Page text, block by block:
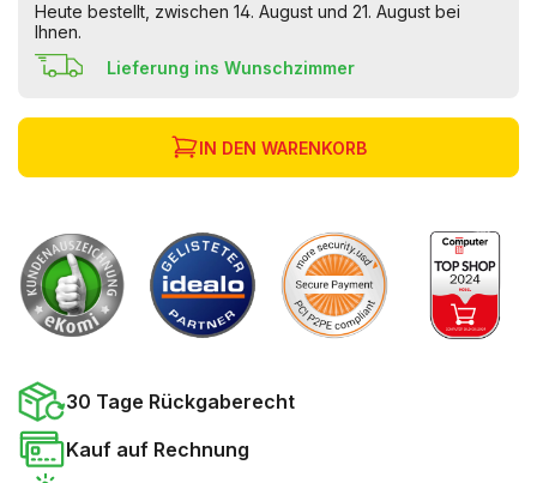
Heute bestellt, zwischen 14. August und 21. August bei
Ihnen.
Lieferung ins Wunschzimmer
IN DEN WARENKORB
30 Tage Rückgaberecht
Kauf auf Rechnung